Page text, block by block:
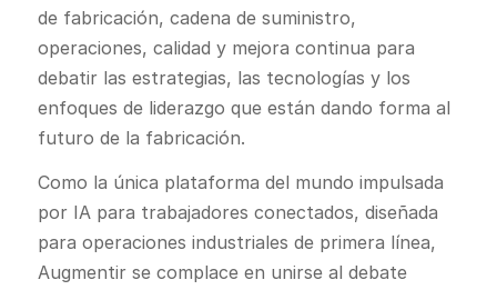
de fabricación, cadena de suministro,
operaciones, calidad y mejora continua para
debatir las estrategias, las tecnologías y los
enfoques de liderazgo que están dando forma al
futuro de la fabricación.
Como la única plataforma del mundo impulsada
por IA para trabajadores conectados, diseñada
para operaciones industriales de primera línea,
Augmentir se complace en unirse al debate